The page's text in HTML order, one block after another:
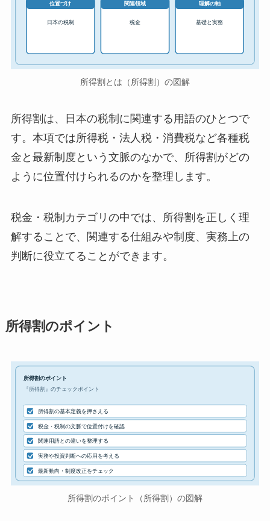
位置づけ
日本の税制
関連領域
税金
理解の軸
基礎と実務
所得割とは（所得割）の図解
所得割は、日本の税制に関連する用語のひとつで
す。本項では所得税・法人税・消費税など各種税
金と最新制度という文脈のなかで、所得割がどの
ように位置付けられるのかを整理します。
税金・税制カテゴリの中では、所得割を正しく理
解することで、関連する仕組みや制度、実務上の
判断に役立てることができます。
所得割のポイント
所得割のポイント
『所得割』のチェックポイント
所得割の基本定義を押さえる
税金・税制の文脈で位置付けを確認
関連用語との違いを整理する
実務や投資判断への応用を考える
最新動向・制度改正をチェック
所得割のポイント（所得割）の図解